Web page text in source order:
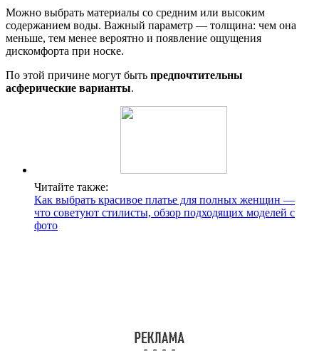
Можно выбрать материалы со средним или высоким
содержанием воды. Важный параметр — толщина: чем она
меньше, тем менее вероятно и появление ощущения
дискомфорта при носке.
По этой причине могут быть предпочтительны
асферические варианты.
Читайте также:
Как выбрать красивое платье для полных женщин —
что советуют стилисты, обзор подходящих моделей с
фото